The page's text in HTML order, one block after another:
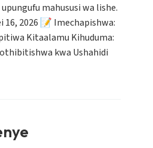
mahususi wa lishe.
16, 2026 📝 Imechapishwa:
Kitaalamu Kihuduma:
kwa Ushahidi